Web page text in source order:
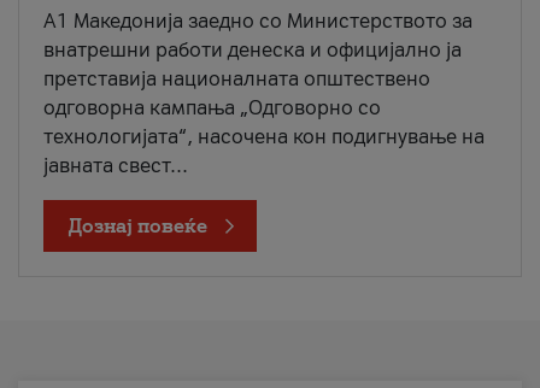
A1 Македонија заедно со Министерството за
внатрешни работи денеска и официјално ја
претставија националната општествено
одговорна кампања „Одговорно со
технологијата“, насочена кон подигнување на
јавната свест...
Дознај повеќе